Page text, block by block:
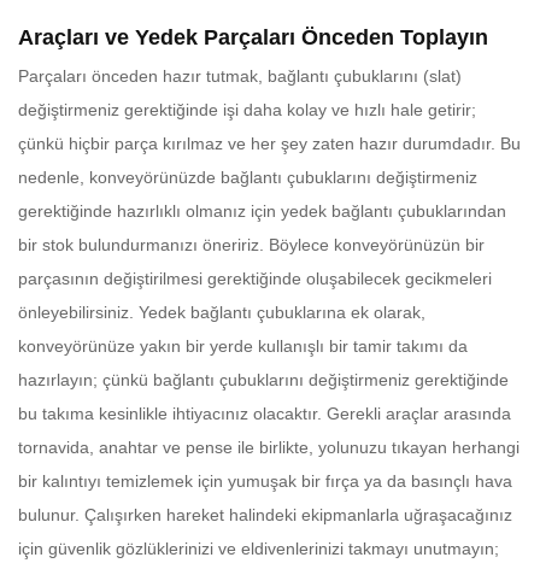
Araçları ve Yedek Parçaları Önceden Toplayın
Parçaları önceden hazır tutmak, bağlantı çubuklarını (slat)
değiştirmeniz gerektiğinde işi daha kolay ve hızlı hale getirir;
çünkü hiçbir parça kırılmaz ve her şey zaten hazır durumdadır. Bu
nedenle, konveyörünüzde bağlantı çubuklarını değiştirmeniz
gerektiğinde hazırlıklı olmanız için yedek bağlantı çubuklarından
bir stok bulundurmanızı öneririz. Böylece konveyörünüzün bir
parçasının değiştirilmesi gerektiğinde oluşabilecek gecikmeleri
önleyebilirsiniz. Yedek bağlantı çubuklarına ek olarak,
konveyörünüze yakın bir yerde kullanışlı bir tamir takımı da
hazırlayın; çünkü bağlantı çubuklarını değiştirmeniz gerektiğinde
bu takıma kesinlikle ihtiyacınız olacaktır. Gerekli araçlar arasında
tornavida, anahtar ve pense ile birlikte, yolunuzu tıkayan herhangi
bir kalıntıyı temizlemek için yumuşak bir fırça ya da basınçlı hava
bulunur. Çalışırken hareket halindeki ekipmanlarla uğraşacağınız
için güvenlik gözlüklerinizi ve eldivenlerinizi takmayı unutmayın;